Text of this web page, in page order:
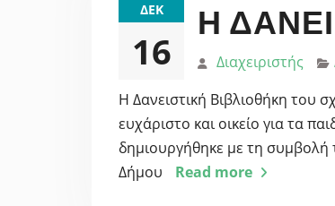
ΔΕΚ
16
Η
Διαχειριστής
Η Δανειστική Βιβλιοθήκη του
ευχάριστο και οικείο για τα
δημιουργήθηκε με τη συμβολή
Δήμου
Read more